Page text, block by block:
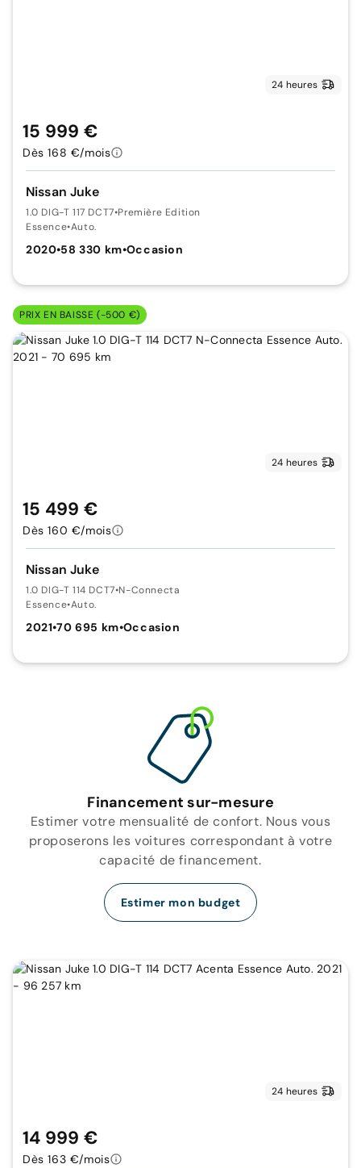
24 heures
Nissan Juke
1.0 DIG-T 117 DCT7•Première Edition
Essence•Auto.
2020•58 330 km•Occasion
15 999 €
Dès 168 €/mois
PRIX EN BAISSE (-500 €)
24 heures
Nissan Juke
1.0 DIG-T 114 DCT7•N-Connecta
Essence•Auto.
2021•70 695 km•Occasion
15 499 €
Dès 160 €/mois
Financement sur-mesure
Estimer votre mensualité de confort. Nous vous
proposerons les voitures correspondant à votre
capacité de financement.
Estimer mon budget
24 heures
14 999 €
Dès 163 €/mois